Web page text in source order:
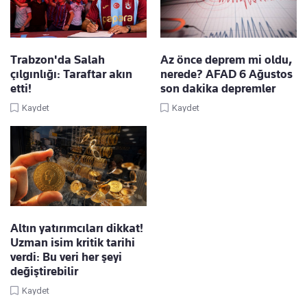
Trabzon'da Salah
çılgınlığı: Taraftar akın
etti!
Kaydet
Az önce deprem mi oldu,
nerede? AFAD 6 Ağustos
son dakika depremler
Kaydet
Altın yatırımcıları dikkat!
Uzman isim kritik tarihi
verdi: Bu veri her şeyi
değiştirebilir
Kaydet